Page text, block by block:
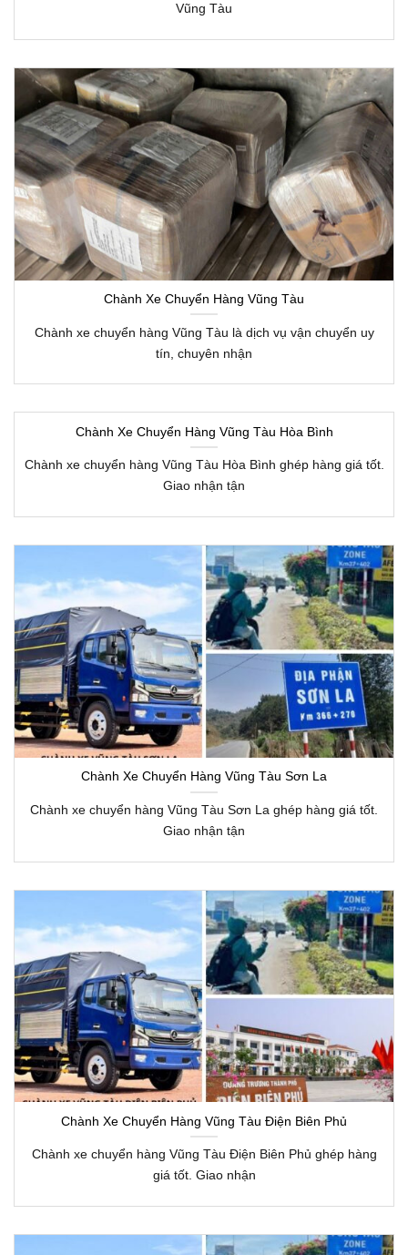
Vũng Tàu
Chành Xe Chuyển Hàng Vũng Tàu
Chành xe chuyển hàng Vũng Tàu là dịch vụ vận chuyển uy
tín, chuyên nhận
Chành Xe Chuyển Hàng Vũng Tàu Hòa Bình
Chành xe chuyển hàng Vũng Tàu Hòa Bình ghép hàng giá tốt.
Giao nhận tận
Chành Xe Chuyển Hàng Vũng Tàu Sơn La
Chành xe chuyển hàng Vũng Tàu Sơn La ghép hàng giá tốt.
Giao nhận tận
Chành Xe Chuyển Hàng Vũng Tàu Điện Biên Phủ
Chành xe chuyển hàng Vũng Tàu Điện Biên Phủ ghép hàng
giá tốt. Giao nhận